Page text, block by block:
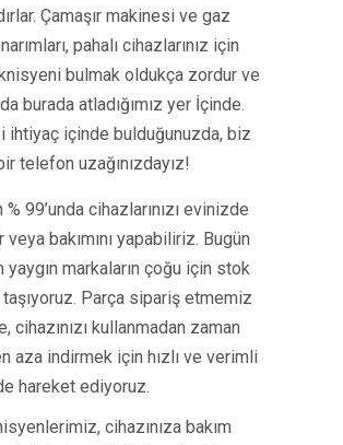
Çamaşır makinesi ve gaz
pahalı cihazlarınız için
bulmak oldukça zordur ve
burada atladığımız yer İçinde.
ihtiyaç içinde bulduğunuzda, biz
telefon uzağınızdayız!
% 99’unda cihazlarınızı evinizde
veya bakımını yapabiliriz. Bugün
yaygın markaların çoğu için stok
taşıyoruz. Parça sipariş etmemiz
cihazınızı kullanmadan zaman
aza indirmek için hızlı ve verimli
hareket ediyoruz.
cihazınıza bakım